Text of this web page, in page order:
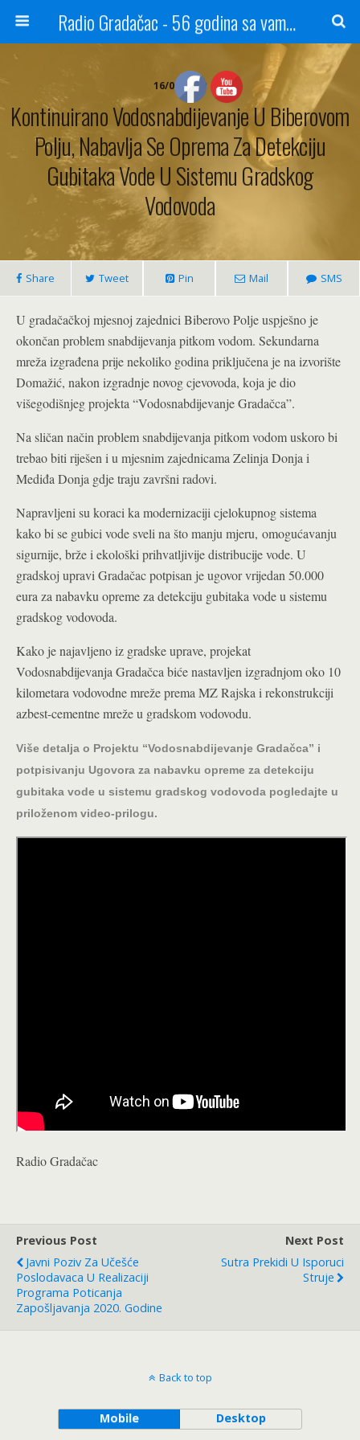
Radio Gradačac - 56 godina sa vama...
16/09/2020
Kontinuirano Vodosnabdijevanje U Biberovom
Polju, Nabavlja Se Oprema Za Detekciju
Gubitaka Vode U Sistemu Gradskog
Vodovoda
Share Tweet Pin Mail SMS
U gradačačkoj mjesnoj zajednici Biberovo Polje uspješno je
okončan problem snabdijevanja pitkom vodom. Sekundarna
mreža izgrađena prije nekoliko godina priključena je na izvorište
Domažić, nakon izgradnje novog cjevovoda, koja je dio
višegodišnjeg projekta “Vodosnabdijevanje Gradačca”.
Na sličan način problem snabdijevanja pitkom vodom uskoro bi
trebao biti riješen i u mjesnim zajednicama Zelinja Donja i
Mediđa Donja gdje traju završni radovi.
Napravljeni su koraci ka modernizaciji cjelokupnog sistema
kako bi se gubici vode sveli na što manju mjeru, omogućavanju
sigurnije, brže i ekološki prihvatljivije distribucije vode. U
gradskoj upravi Gradačac potpisan je ugovor vrijedan 50.000
eura za nabavku opreme za detekciju gubitaka vode u sistemu
gradskog vodovoda.
Kako je najavljeno iz gradske uprave, projekat
Vodosnabdijevanja Gradačca biće nastavljen izgradnjom oko 10
kilometara vodovodne mreže prema MZ Rajska i rekonstrukciji
azbest-cementne mreže u gradskom vodovodu.
Više detalja o Projektu “Vodosnabdijevanje Gradačca” i
potpisivanju Ugovora za nabavku opreme za detekciju
gubitaka vode u sistemu gradskog vodovoda pogledajte u
priloženom video-prilogu.
Radio Gradačac
Previous Post
Javni Poziv Za Učešće
Poslodavaca U Realizaciji
Programa Poticanja
Zapošljavanja 2020. Godine
Next Post
Sutra Prekidi U Isporuci
Struje
Back to top
Mobile Desktop